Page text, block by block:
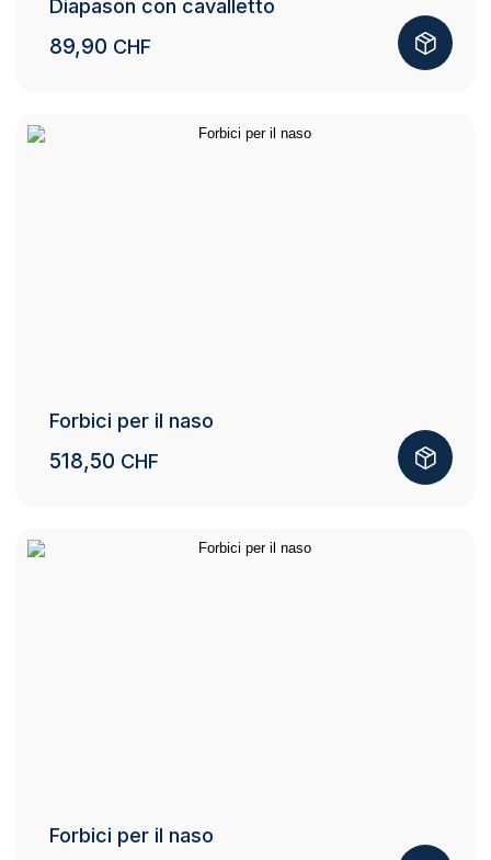
Diapason con cavalletto
89,90 CHF
Forbici per il naso
518,50 CHF
Forbici per il naso